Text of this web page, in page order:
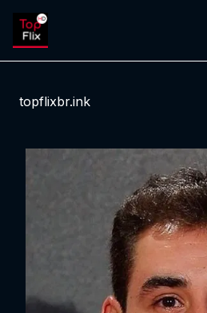
topflixbr.ink